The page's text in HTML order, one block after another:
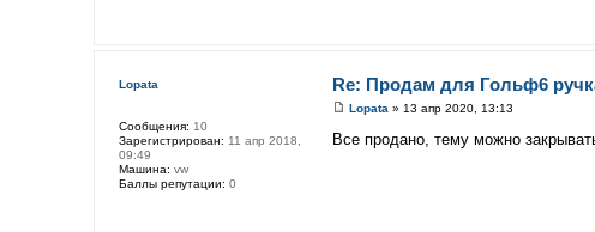
Re: Продам для Гольф6
Lopata » 13 апр 2020, 13:13
Все продано, тему можно
Lopata
Сообщения: 10
Зарегистрирован: 11 апр 2018,
09:49
Машина: vw
Баллы репутации: 0